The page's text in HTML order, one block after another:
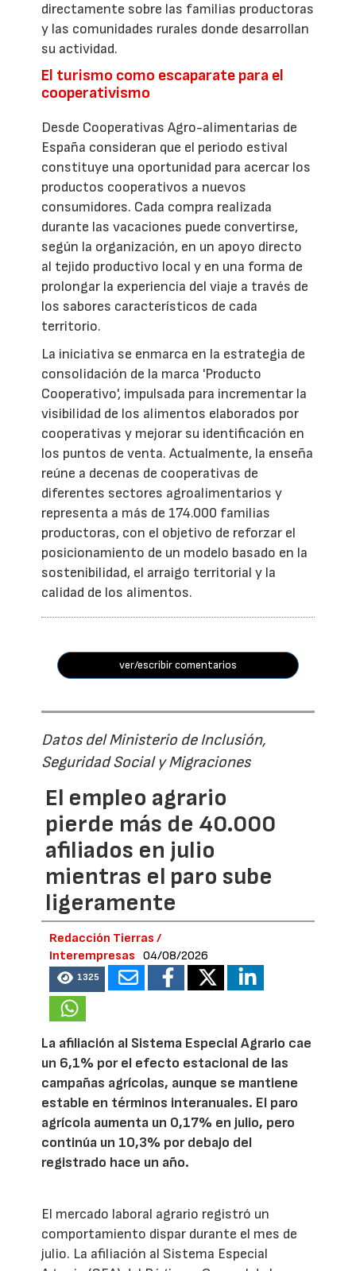
directamente sobre las familias productoras
y las comunidades rurales donde desarrollan
su actividad.
El turismo como escaparate para el
cooperativismo
Desde Cooperativas Agro-alimentarias de
España consideran que el periodo estival
constituye una oportunidad para acercar los
productos cooperativos a nuevos
consumidores. Cada compra realizada
durante las vacaciones puede convertirse,
según la organización, en un apoyo directo
al tejido productivo local y en una forma de
prolongar la experiencia del viaje a través de
los sabores característicos de cada
territorio.
La iniciativa se enmarca en la estrategia de
consolidación de la marca 'Producto
Cooperativo', impulsada para incrementar la
visibilidad de los alimentos elaborados por
cooperativas y mejorar su identificación en
los puntos de venta. Actualmente, la enseña
reúne a decenas de cooperativas de
diferentes sectores agroalimentarios y
representa a más de 174.000 familias
productoras, con el objetivo de reforzar el
posicionamiento de un modelo basado en la
sostenibilidad, el arraigo territorial y la
calidad de los alimentos.
ver/escribir comentarios
Datos del Ministerio de Inclusión,
Seguridad Social y Migraciones
El empleo agrario
pierde más de 40.000
afiliados en julio
mientras el paro sube
ligeramente
Redacción Tierras /
Interempresas
04/08/2026
1325
La afiliación al Sistema Especial Agrario cae
un 6,1% por el efecto estacional de las
campañas agrícolas, aunque se mantiene
estable en términos interanuales. El paro
agrícola aumenta un 0,17% en julio, pero
continúa un 10,3% por debajo del
registrado hace un año.
El mercado laboral agrario registró un
comportamiento dispar durante el mes de
julio. La afiliación al Sistema Especial